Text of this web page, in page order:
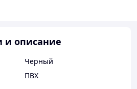
и описание
Черный
ПВХ